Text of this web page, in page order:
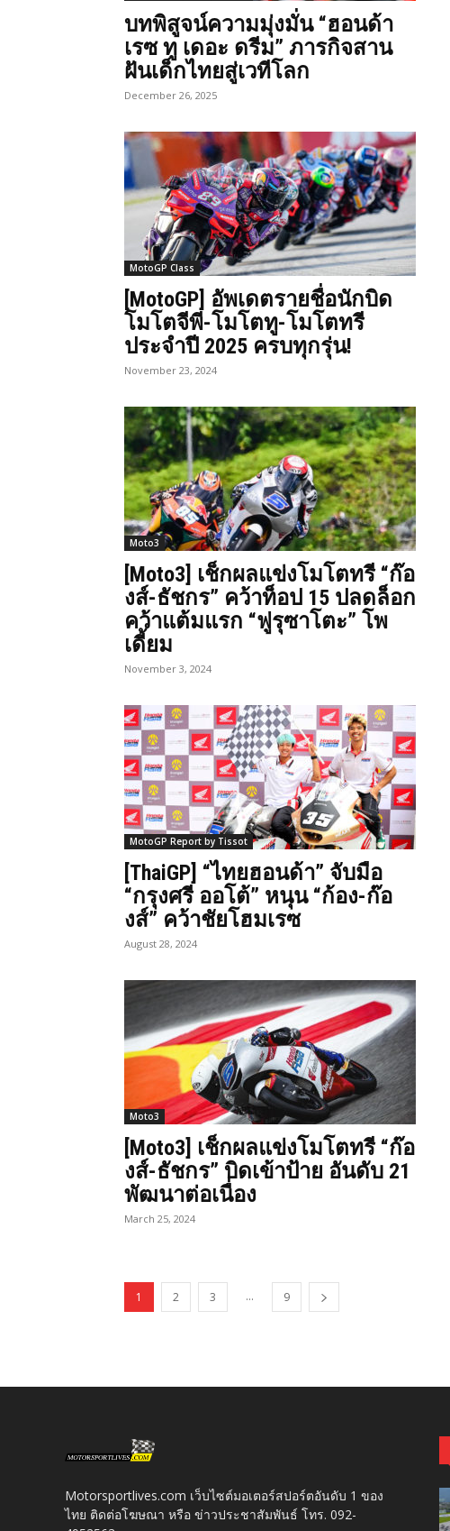
บทพิสูจน์ความมุ่งมั่น “ฮอนด้า
เรซ ทู เดอะ ดรีม” ภารกิจสาน
ฝันเด็กไทยสู่เวทีโลก
December 26, 2025
MotoGP Class
[MotoGP] อัพเดตรายชื่อนักบิด
โมโตจีพี-โมโตทู-โมโตทรี
ประจำปี 2025 ครบทุกรุ่น!
November 23, 2024
Moto3
[Moto3] เช็กผลแข่งโมโตทรี “ก๊อ
งส์-ธัชกร” คว้าท็อป 15 ปลดล็อก
คว้าแต้มแรก “ฟูรุซาโตะ” โพ
เดี้ยม
November 3, 2024
MotoGP Report by Tissot
[ThaiGP] “ไทยฮอนด้า” จับมือ
“กรุงศรี ออโต้” หนุน “ก้อง-ก๊อ
งส์” คว้าชัยโฮมเรซ
August 28, 2024
Moto3
[Moto3] เช็กผลแข่งโมโตทรี “ก๊อ
งส์-ธัชกร” บิดเข้าป้าย อันดับ 21
พัฒนาต่อเนื่อง
March 25, 2024
1 2 3 ... 9
Motorsportlives.com เว็บไซต์มอเตอร์สปอร์ตอันดับ 1 ของ
ไทย ติดต่อโฆษณา หรือ ข่าวประชาสัมพันธ์ โทร. 092-